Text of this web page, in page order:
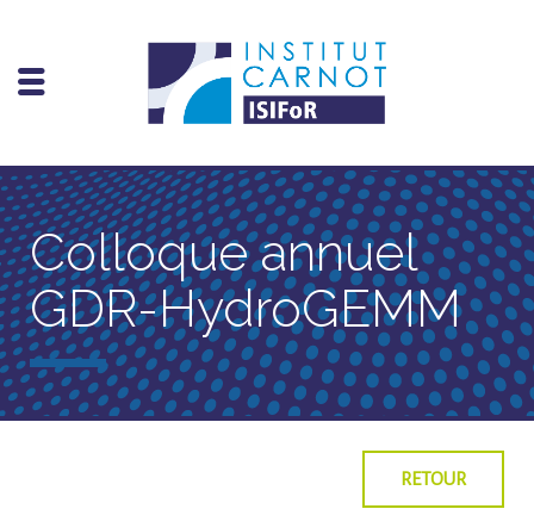
Colloque annuel
GDR-HydroGEMM
RETOUR